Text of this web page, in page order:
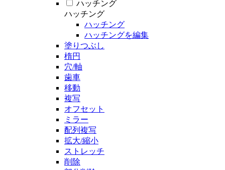
ハッチング
ハッチング
ハッチング
ハッチングを編集
塗りつぶし
楕円
穴/軸
歯車
移動
複写
オフセット
ミラー
配列複写
拡大/縮小
ストレッチ
削除